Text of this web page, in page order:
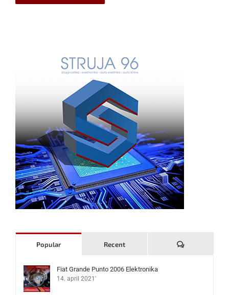
Popular Recent Komentari
Fiat Grande Punto 2006 Elektronika
14. april 2021'